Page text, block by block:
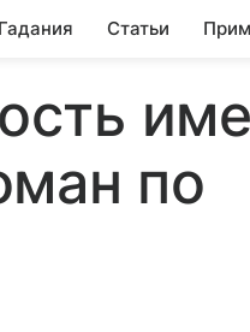
Гадания Статьи
по